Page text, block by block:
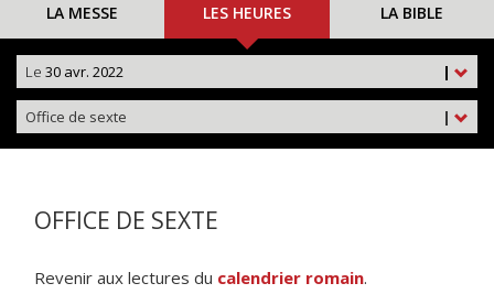
LA MESSE LES HEURES LA BIBLE
|
Le 30 avr. 2022
|
Office de sexte
OFFICE DE SEXTE
Revenir aux lectures du calendrier romain.